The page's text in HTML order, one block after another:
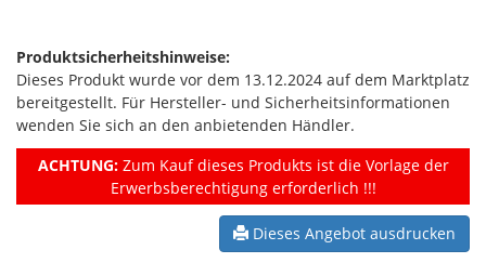
Produktsicherheitshinweise:
Dieses Produkt wurde vor dem 13.12.2024 auf dem Marktplatz
bereitgestellt. Für Hersteller- und Sicherheitsinformationen
wenden Sie sich an den anbietenden Händler.
ACHTUNG:Zum Kauf dieses Produkts ist die Vorlage der
Erwerbsberechtigung erforderlich !!!
Dieses Angebot ausdrucken